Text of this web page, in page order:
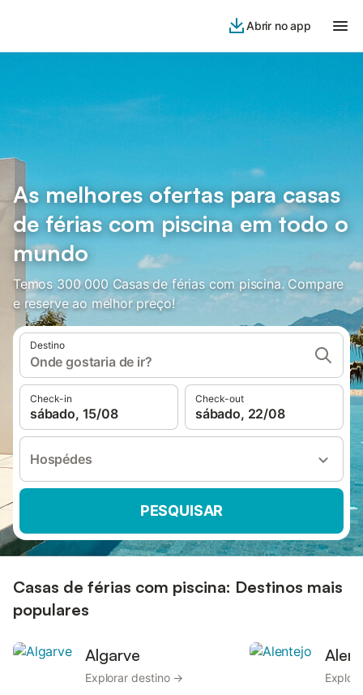
Abrir no app
As melhores ofertas para casas
de férias com piscina em todo o
mundo
Temos 300 000 Casas de férias com piscina. Compare
e reserve ao melhor preço!
Destino
Onde gostaria de ir?
Check-in
sábado, 15/08
Check-out
sábado, 22/08
Hospédes
PESQUISAR
Casas de férias com piscina: Destinos mais
populares
Algarve
Explorar destino →